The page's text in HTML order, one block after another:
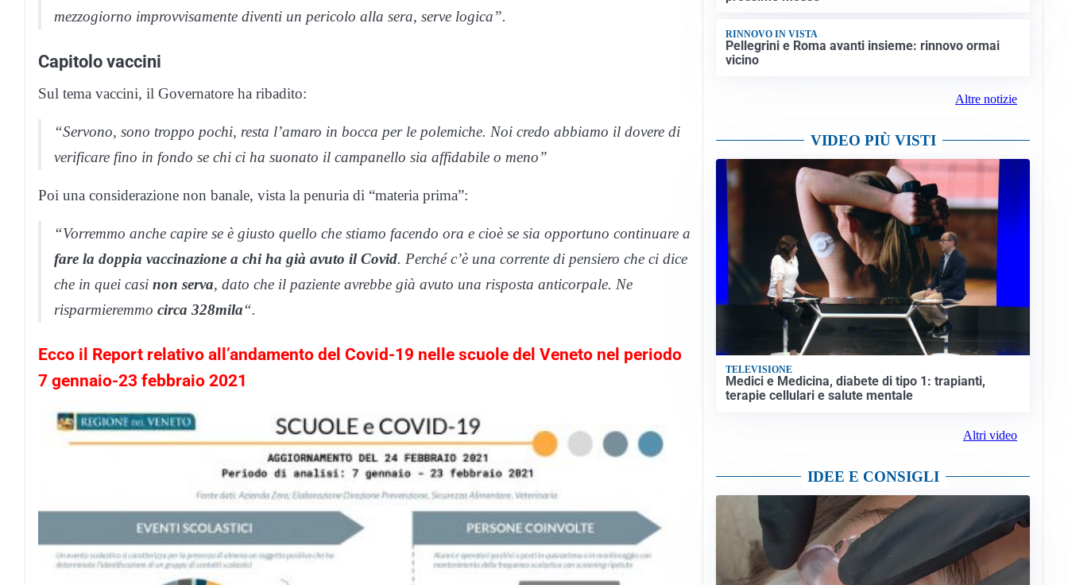
mezzogiorno improvvisamente diventi un pericolo alla sera, serve logica”.
Capitolo vaccini
Sul tema vaccini, il Governatore ha ribadito:
“Servono, sono troppo pochi, resta l’amaro in bocca per le polemiche. Noi credo abbiamo il dovere di
verificare fino in fondo se chi ci ha suonato il campanello sia affidabile o meno”
Poi una considerazione non banale, vista la penuria di “materia prima”:
“Vorremmo anche capire se è giusto quello che stiamo facendo ora e cioè se sia opportuno continuare a
fare la doppia vaccinazione a chi ha già avuto il Covid. Perché c’è una corrente di pensiero che ci dice
che in quei casi non serva, dato che il paziente avrebbe già avuto una risposta anticorpale. Ne
risparmieremmo circa 328mila“.
Ecco il Report relativo all’andamento del Covid-19 nelle scuole del Veneto nel periodo
7 gennaio-23 febbraio 2021
RINNOVO IN VISTA
Pellegrini e Roma avanti insieme: rinnovo ormai
vicino
Altre notizie
VIDEO PIÙ VISTI
TELEVISIONE
Medici e Medicina, diabete di tipo 1: trapianti,
terapie cellulari e salute mentale
Altri video
IDEE E CONSIGLI